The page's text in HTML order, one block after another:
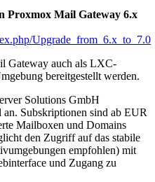
Proxmox Mail Gateway 6.x
Upgrade_from_6.x_to_7.0
Gateway auch als LXC-
bereitgestellt werden.
Solutions GmbH
Subskriptionen sind ab EUR
Mailboxen und Domains
den Zugriff auf das stabile
empfohlen) mit
und Zugang zu